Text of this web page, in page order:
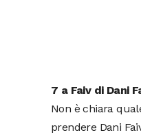
7 a Faiv di Dani
Non è chiara
prendere Dani